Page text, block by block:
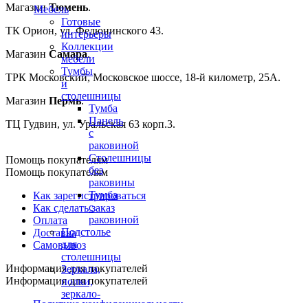
Мебель
Готовые
интерьеры
Коллекции
мебели
Тумбы
и
столешницы
Тумба
Панель
с
раковиной
Столешницы
без
раковины
Тумба
с
раковиной
Подстолье
для
столешницы
Зеркала,
полки,
зеркало-
МагазинТюмень.
ТК Орион, ул. Федюнинского 43.
Магазин Самара.
ТРК Московский, Московское шоссе, 18-й километр, 25А.
Магазин Пермь.
ТЦ Гудвин, ул. Уральская 63 корп.3.
Помощь покупателям
Помощь покупателям
Как зарегистрироваться
Как сделать заказ
Оплата
Доставка
Самовывоз
Информация для покупателей
Информация для покупателей